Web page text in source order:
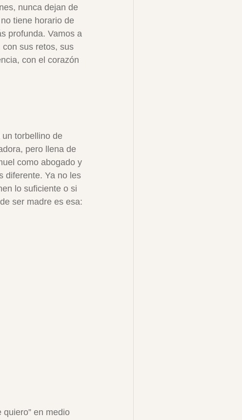
nunca dejan de
tiene horario de
profunda. Vamos a
sus retos, sus
con el corazón
torbellino de
pero llena de
como abogado y
diferente. Ya no les
lo suficiente o si
ser madre es esa:
en medio